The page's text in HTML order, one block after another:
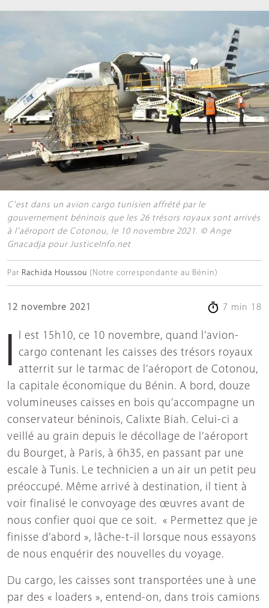
C'est dans un avion cargo tunisien affrété par le
gouvernement béninois que les 26 trésors royaux sont arrivés
à l'aéroport de Cotonou, le 10 novembre 2021. © Ange
Gnacadja pour JusticeInfo.net
Par Rachida Houssou (Notre correspondante au Bénin)
12 novembre 2021 7 min 18
cargo contenant les caisses des trésors royaux
atterrit sur le tarmac de l’aéroport de Cotonou,
la capitale économique du Bénin. A bord, douze
volumineuses caisses en bois qu’accompagne un
conservateur béninois, Calixte Biah. Celui-ci a
veillé au grain depuis le décollage de l’aéroport
du Bourget, à Paris, à 6h35, en passant par une
escale à Tunis. Le technicien a un air un petit peu
préoccupé. Même arrivé à destination, il tient à
voir finalisé le convoyage des œuvres avant de
nous confier quoi que ce soit. « Permettez que je
finisse d’abord », lâche-t-il lorsque nous essayons
de nous enquérir des nouvelles du voyage.
Du cargo, les caisses sont transportées une à une
par des « loaders », entend-on, dans trois camions